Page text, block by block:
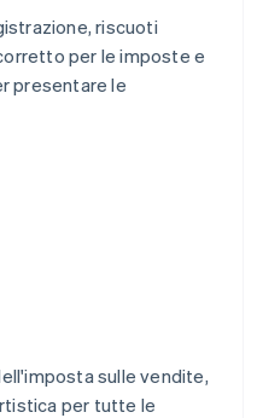
riscuoti
per le imposte e
presentare le
sulle vendite,
per tutte le